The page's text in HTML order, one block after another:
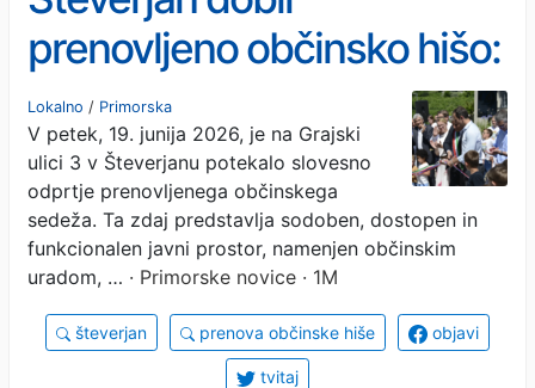
prenovljeno občinsko hišo:
prostor skupnosti in
dediščine
Lokalno / Primorska
V petek, 19. junija 2026, je na Grajski
ulici 3 v Števerjanu potekalo slovesno
odprtje prenovljenega občinskega
sedeža. Ta zdaj predstavlja sodoben, dostopen in
funkcionalen javni prostor, namenjen občinskim
uradom, … · Primorske novice · 1M
števerjan prenova občinske hiše objavi
tvitaj